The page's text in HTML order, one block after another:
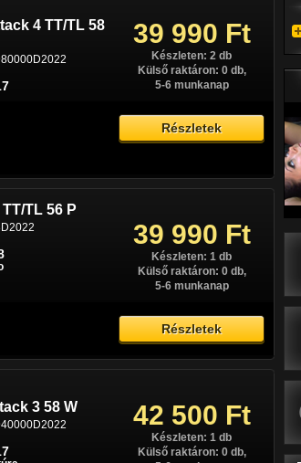
4 TT/TL 58
39 990 Ft
Készleten: 2 db
Külső raktáron: 0 db,
5-6 munkanap
Részletek
TL 56 P
39 990 Ft
Készleten: 1 db
Külső raktáron: 0 db,
5-6 munkanap
Részletek
3 58 W
42 500 Ft
Készleten: 1 db
Külső raktáron: 0 db,